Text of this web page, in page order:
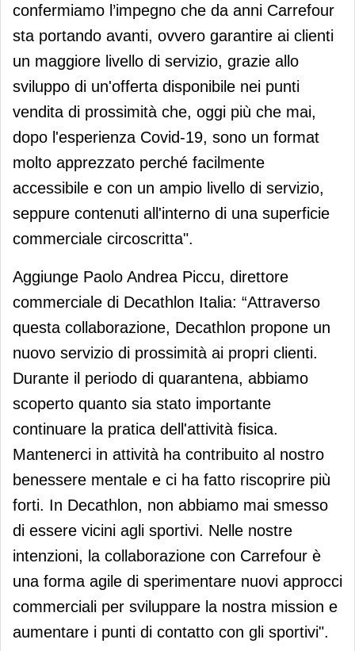
confermiamo l’impegno che da anni Carrefour
sta portando avanti, ovvero garantire ai clienti
un maggiore livello di servizio, grazie allo
sviluppo di un'offerta disponibile nei punti
vendita di prossimità che, oggi più che mai,
dopo l'esperienza Covid-19, sono un format
molto apprezzato perché facilmente
accessibile e con un ampio livello di servizio,
seppure contenuti all'interno di una superficie
commerciale circoscritta".
Aggiunge Paolo Andrea Piccu, direttore
commerciale di Decathlon Italia: “Attraverso
questa collaborazione, Decathlon propone un
nuovo servizio di prossimità ai propri clienti.
Durante il periodo di quarantena, abbiamo
scoperto quanto sia stato importante
continuare la pratica dell'attività fisica.
Mantenerci in attività ha contribuito al nostro
benessere mentale e ci ha fatto riscoprire più
forti. In Decathlon, non abbiamo mai smesso
di essere vicini agli sportivi. Nelle nostre
intenzioni, la collaborazione con Carrefour è
una forma agile di sperimentare nuovi approcci
commerciali per sviluppare la nostra mission e
aumentare i punti di contatto con gli sportivi".